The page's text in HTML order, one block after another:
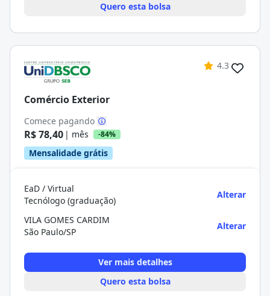
Quero esta bolsa
4.3
Comércio Exterior
Comece pagando
R$ 78,40 | mês -84%
Mensalidade grátis
EaD / Virtual
Tecnólogo (graduação)
Alterar
VILA GOMES CARDIM
São Paulo/SP
Alterar
Ver mais detalhes
Quero esta bolsa